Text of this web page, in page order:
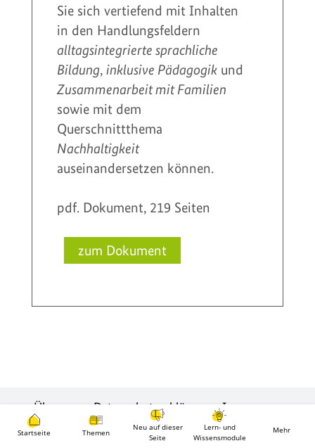
Startseite Themen
Neu auf dieser
Seite
Lern- und
Wissensmodule
Mehr
Sie sich vertiefend mit Inhalten
in den Handlungsfeldern
alltagsintegrierte sprachliche
Bildung, inklusive Pädagogik und
Zusammenarbeit mit Familien
sowie mit dem
Querschnittthema
Nachhaltigkeit
auseinandersetzen können.
pdf. Dokument, 219 Seiten
Über uns Datenschutzerklärung
Impressum
Barrierefreiheit